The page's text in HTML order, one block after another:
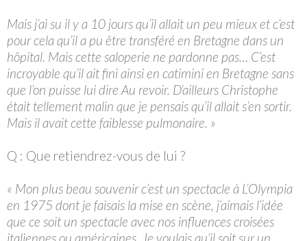
Mais j’ai su il y a 10 jours qu’il allait un peu mieux et c’est
pour cela qu’il a pu être transféré en Bretagne dans un
hôpital. Mais cette saloperie ne pardonne pas… C’est
incroyable qu’il ait fini ainsi en catimini en Bretagne sans
que l’on puisse lui dire Au revoir. D’ailleurs Christophe
était tellement malin que je pensais qu’il allait s’en sortir.
Mais il avait cette faiblesse pulmonaire. »
Q : Que retiendrez-vous de lui ?
« Mon plus beau souvenir c’est un spectacle à L’Olympia
en 1975 dont je faisais la mise en scène, j’aimais l’idée
que ce soit un spectacle avec nos influences croisées